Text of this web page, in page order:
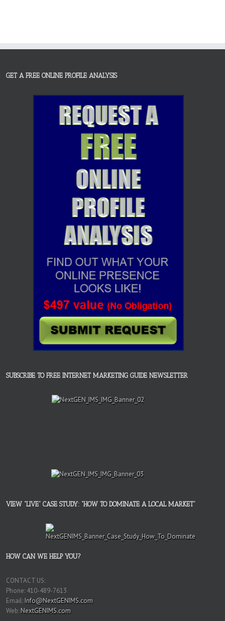
GET A FREE ONLINE PROFILE ANALYSIS
SUBSCRIBE TO FREE INTERNET MARKETING GUIDE NEWSLETTER
VIEW “LIVE” CASE STUDY: “HOW TO DOMINATE A LOCAL MARKET”
HOW CAN WE HELP YOU?
CONTACT US:
Phone: 410-489-7613
Email: Info@NextGENIMS.com
Web: NextGENIMS.com